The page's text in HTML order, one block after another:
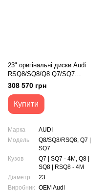
23" оригінальні диски Audi
RSQ8/SQ8/Q8 Q7/SQ7
Performance (4M8601025BG)
308 570 грн
Купити
Марка
AUDI
Модель
Q8/SQ8/RSQ8, Q7 |
SQ7
Кузов
Q7 | SQ7 - 4M, Q8 |
SQ8 | RSQ8 - 4M
Діаметр
23
Виробник OEM Audi